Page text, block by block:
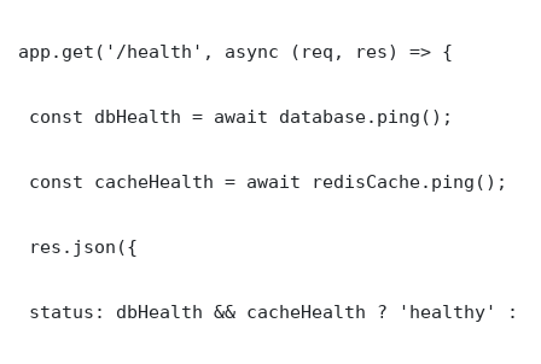
app.get('/health', async (req, res) => {
const dbHealth = await database.ping();
const cacheHealth = await redisCache.ping();
res.json({
status: dbHealth && cacheHealth ? 'healthy' :